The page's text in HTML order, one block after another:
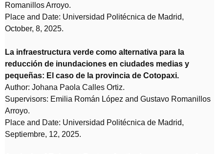
Romanillos Arroyo.
Place and Date: Universidad Politécnica de Madrid,
October, 8, 2025.
La infraestructura verde como alternativa para la
reducción de inundaciones en ciudades medias y
pequeñas: El caso de la provincia de Cotopaxi.
Author: Johana Paola Calles Ortiz.
Supervisors: Emilia Román López and Gustavo Romanillos
Arroyo.
Place and Date: Universidad Politécnica de Madrid,
Septiembre, 12, 2025.